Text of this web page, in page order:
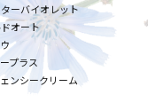
ーバイオレット
オート
プラス
ンシークリーム